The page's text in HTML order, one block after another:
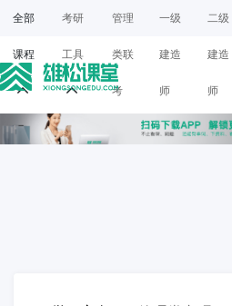
全部
课程
考研
工具
管理
类联
考
一级
建造
师
二级
建造
师